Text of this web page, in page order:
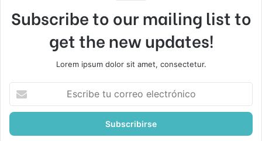
Subscribe to our mailing list to
get the new updates!
Lorem ipsum dolor sit amet, consectetur.
Escribe
correo